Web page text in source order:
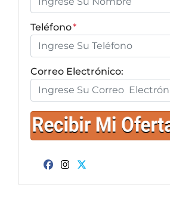
Teléfono*
Correo Electrónico:
Facebook
Instagram
Twitter